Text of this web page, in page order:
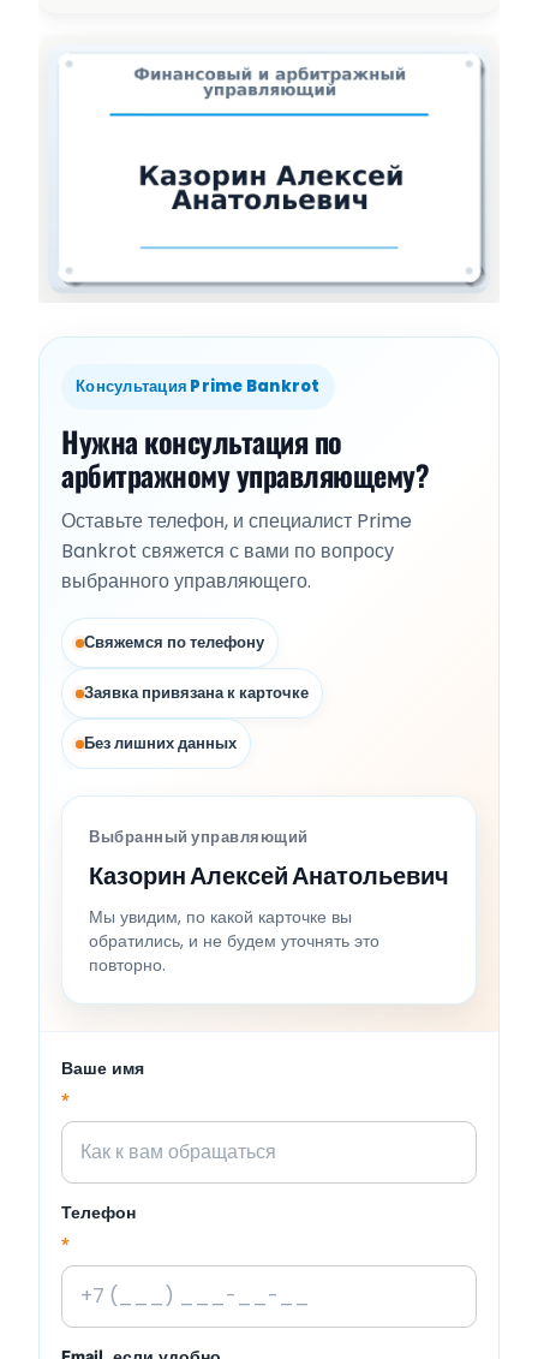
Консультация Prime Bankrot
Нужна консультация по
арбитражному управляющему?
Оставьте телефон, и специалист Prime
Bankrot свяжется с вами по вопросу
выбранного управляющего.
Свяжемся по телефону
Заявка привязана к карточке
Без лишних данных
Выбранный управляющий
Казорин Алексей Анатольевич
Мы увидим, по какой карточке вы
обратились, и не будем уточнять это
повторно.
Ваше имя
*
Телефон
*